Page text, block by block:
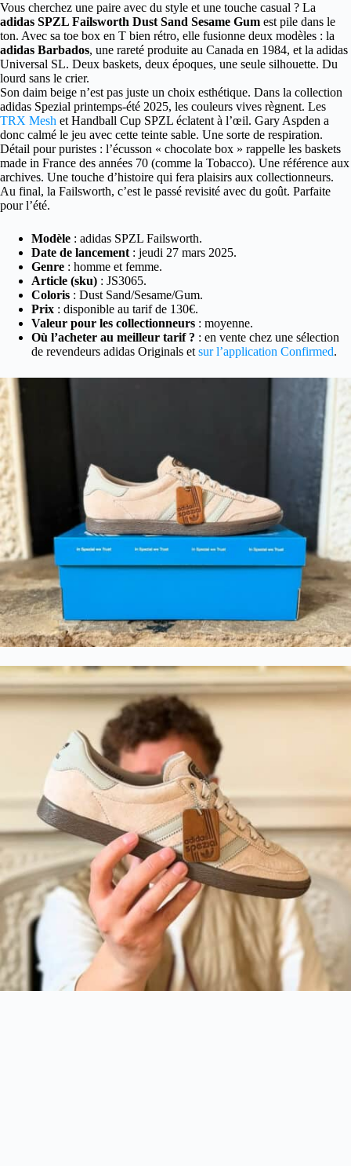
Vous cherchez une paire avec du style et une touche casual ? La
adidas SPZL Failsworth Dust Sand Sesame Gum est pile dans le
ton. Avec sa toe box en T bien rétro, elle fusionne deux modèles : la
adidas Barbados, une rareté produite au Canada en 1984, et la adidas
Universal SL. Deux baskets, deux époques, une seule silhouette. Du
lourd sans le crier.
Son daim beige n’est pas juste un choix esthétique. Dans la collection
adidas Spezial printemps-été 2025, les couleurs vives règnent. Les
TRX Mesh et Handball Cup SPZL éclatent à l’œil. Gary Aspden a
donc calmé le jeu avec cette teinte sable. Une sorte de respiration.
Détail pour puristes : l’écusson « chocolate box » rappelle les baskets
made in France des années 70 (comme la Tobacco). Une référence aux
archives. Une touche d’histoire qui fera plaisirs aux collectionneurs.
Au final, la Failsworth, c’est le passé revisité avec du goût. Parfaite
pour l’été.
Modèle : adidas SPZL Failsworth.
Date de lancement : jeudi 27 mars 2025.
Genre : homme et femme.
Article (sku) : JS3065.
Coloris : Dust Sand/Sesame/Gum.
Prix : disponible au tarif de 130€.
Valeur pour les collectionneurs : moyenne.
Où l’acheter au meilleur tarif ? : en vente chez une sélection
de revendeurs adidas Originals et sur l’application Confirmed.